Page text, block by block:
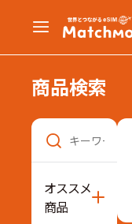
商品検索
オススメ
商品